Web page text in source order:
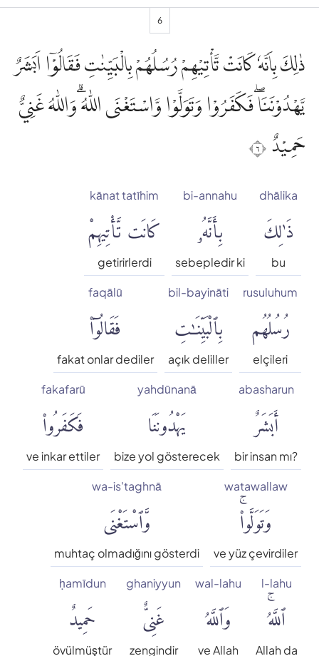
6
ذٰلِكَ بِاَنَّهٗ كَانَتْ تَّأْتِيْهِمْ رُسُلُهُمْ بِالْبَيِّنٰتِ فَقَالُوْٓا اَبَشَرٌ
يَّهْدُوْنَنَاۖ فَكَفَرُوْا وَتَوَلَّوْا وَّاسْتَغْنَى اللّٰهُ ۗوَاللّٰهُ غَنِيٌّ
حَمِيْدٌ ٦
dhālika
ذَٰلِكَ
bu
bi-annahu
بِأَنَّهُۥ
sebepledir ki
kānat tatīhim
كَانَت تَّأْتِيهِمْ
getirirlerdi
rusuluhum
رُسُلُهُم
elçileri
bil-bayināti
بِٱلْبَيِّنَٰتِ
açık deliller
faqālū
فَقَالُوٓا۟
fakat onlar dediler
abasharun
أَبَشَرٌ
bir insan mı?
yahdūnanā
يَهْدُونَنَا
bize yol gösterecek
fakafarū
فَكَفَرُوا۟
ve inkar ettiler
watawallaw
وَتَوَلَّوا۟ۚ
ve yüz çevirdiler
wa-is'taghnā
وَّٱسْتَغْنَى
muhtaç olmadığını gösterdi
l-lahu
ٱللَّهُۚ
Allah da
wal-lahu
وَٱللَّهُ
ve Allah
ghaniyyun
غَنِىٌّ
zengindir
ḥamīdun
حَمِيدٌ
övülmüştür